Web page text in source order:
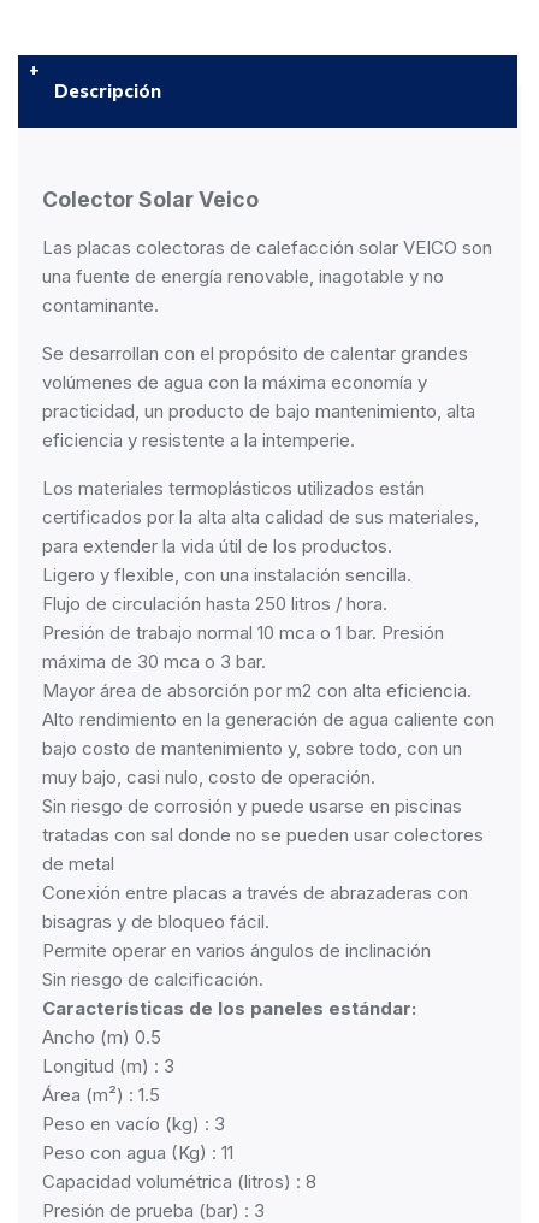
Descripción
Colector Solar Veico
Las placas colectoras de calefacción solar VEICO son
una fuente de energía renovable, inagotable y no
contaminante.
Se desarrollan con el propósito de calentar grandes
volúmenes de agua con la máxima economía y
practicidad, un producto de bajo mantenimiento, alta
eficiencia y resistente a la intemperie.
Los materiales termoplásticos utilizados están
certificados por la alta alta calidad de sus materiales,
para extender la vida útil de los productos.
Ligero y flexible, con una instalación sencilla.
Flujo de circulación hasta 250 litros / hora.
Presión de trabajo normal 10 mca o 1 bar. Presión
máxima de 30 mca o 3 bar.
Mayor área de absorción por m2 con alta eficiencia.
Alto rendimiento en la generación de agua caliente con
bajo costo de mantenimiento y, sobre todo, con un
muy bajo, casi nulo, costo de operación.
Sin riesgo de corrosión y puede usarse en piscinas
tratadas con sal donde no se pueden usar colectores
de metal
Conexión entre placas a través de abrazaderas con
bisagras y de bloqueo fácil.
Permite operar en varios ángulos de inclinación
Sin riesgo de calcificación.
Características de los paneles estándar:
Ancho (m) 0.5
Longitud (m) : 3
Área (m²) : 1.5
Peso en vacío (kg) : 3
Peso con agua (Kg) : 11
Capacidad volumétrica (litros) : 8
Presión de prueba (bar) : 3